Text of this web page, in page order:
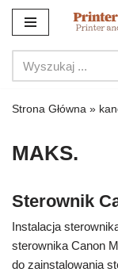
do
treści
Strona Główna »
MAKS.
Sterownik
Instalacja
sterownika Canon
do zainstalowania